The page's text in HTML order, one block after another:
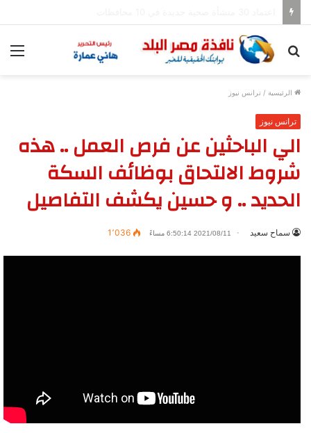
بحث
الرئيسية / ترانس نيوز
ترانس نيوز
الي الباحثين عن فرص العمل .. هذه
شروط الالتحاق بوظائف السكة
الحديد .. و حسين يكشف التفاصيل
سماح سعيد 2021/08/11 6:50:14 مساءً 1٬036